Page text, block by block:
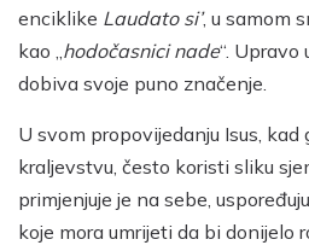
enciklike Laudato si’, u samom
kao „hodočasnici nade“.
dobiva svoje puno značenje.
U svom propovijedanju Isus, kad
kraljevstvu, često koristi sliku
primjenjuje je na sebe,
koje mora umrijeti da bi donijelo